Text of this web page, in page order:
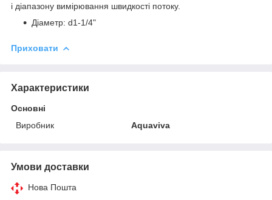
і діапазону вимірювання швидкості потоку.
Діаметр: d1-1/4"
Приховати
Характеристики
Основні
Виробник
Aquaviva
Умови доставки
Нова Пошта